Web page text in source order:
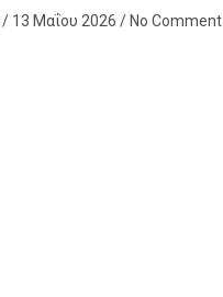
/ 13 Μαΐου 2026 / No Comment